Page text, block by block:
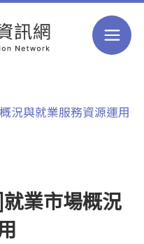
況與就業服務資源運用
業市場概況